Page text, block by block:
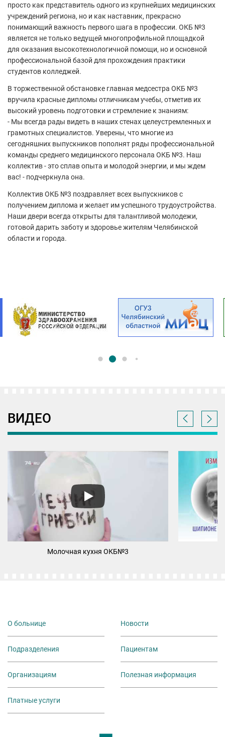
просто как представитель одного из крупнейших медицинских
учреждений региона, но и как наставник, прекрасно
понимающий важность первого шага в профессии. ОКБ №3
является не только ведущей многопрофильной площадкой
для оказания высокотехнологичной помощи, но и основной
профессиональной базой для прохождения практики
студентов колледжей.
В торжественной обстановке главная медсестра ОКБ №3
вручила красные дипломы отличникам учебы, отметив их
высокий уровень подготовки и стремление к знаниям:
- Мы всегда рады видеть в наших стенах целеустремленных и
грамотных специалистов. Уверены, что многие из
сегодняшних выпускников пополнят ряды профессиональной
команды среднего медицинского персонала ОКБ №3. Наш
коллектив - это сплав опыта и молодой энергии, и мы ждем
вас! - подчеркнула она.
Коллектив ОКБ №3 поздравляет всех выпускников с
получением диплома и желает им успешного трудоустройства.
Наши двери всегда открыты для талантливой молодежи,
готовой дарить заботу и здоровье жителям Челябинской
области и города.
ВИДЕО
Молочная кухня ОКБ№3
О больнице Новости
Подразделения Пациентам
Организациям Полезная информация
Платные услуги